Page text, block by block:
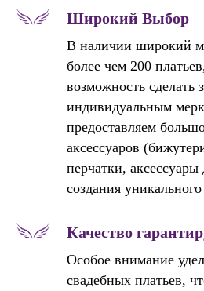
Широкий Выбор
В наличии широкий
более чем 200
возможность сделать
индивидуальным
предоставляем
аксессуаров
перчатки,
создания уникального
Качество
Особое внимание
свадебных платьев,